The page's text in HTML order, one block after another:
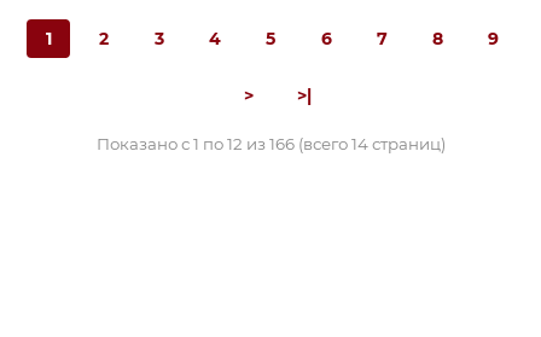
1 2 3 4 5 6 7 8 9
> >|
Показано с 1 по 12 из 166 (всего 14 страниц)